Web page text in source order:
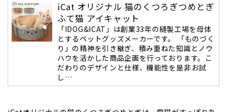
iCat オリジナル 猫のくつろぎつめとぎ
ふて猫 アイキャット
「IDOG&ICAT」は創業33年の縫製工場を母体
とするペットグッズメーカーです。 「ものづく
り」の精神を引き継ぎ、積み重ねた知識とノウ
ハウを活かした商品企画を行っております。こ
だわりのデザインと仕様、機能性を是非お試
し…